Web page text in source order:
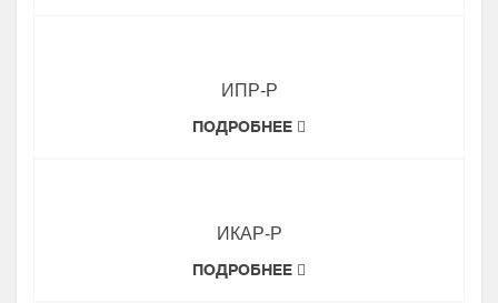
ИПР-Р
ПОДРОБНЕЕ
ИКАР-Р
ПОДРОБНЕЕ